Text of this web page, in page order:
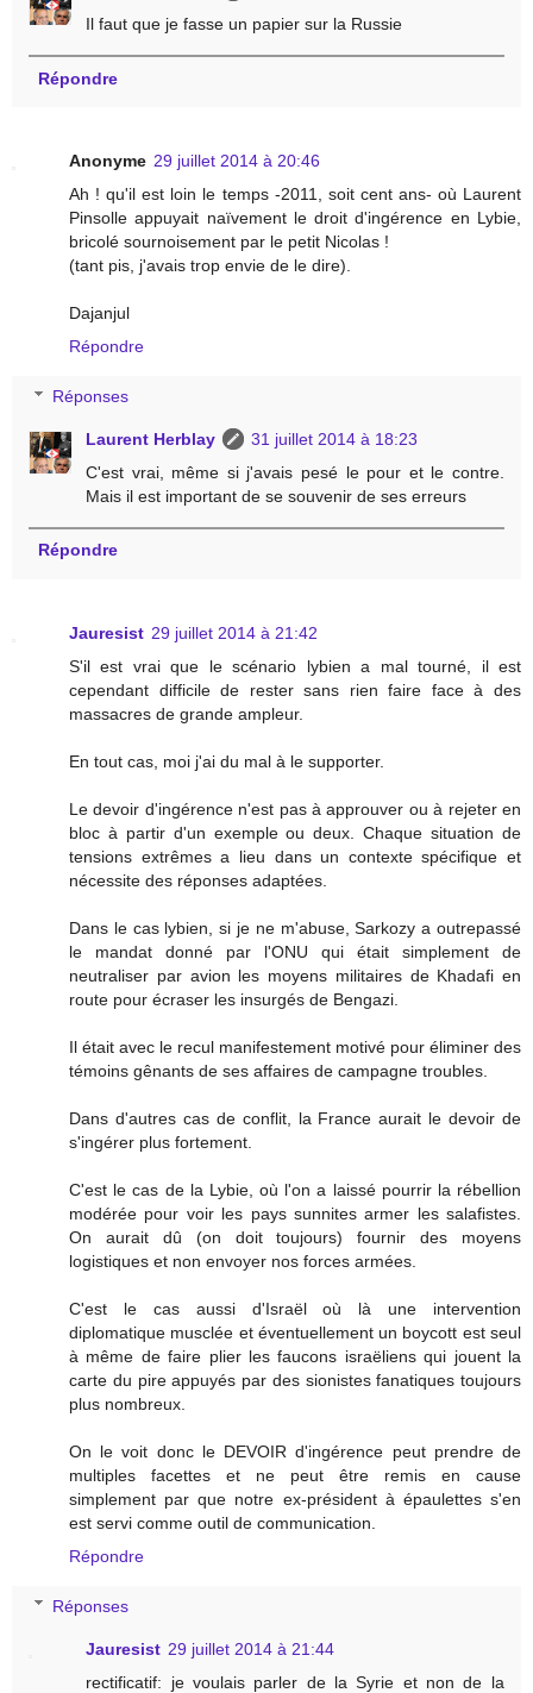
Il faut que je fasse un papier sur la Russie
Répondre
Anonyme 29 juillet 2014 à 20:46
Ah ! qu'il est loin le temps -2011, soit cent ans- où Laurent
Pinsolle appuyait naïvement le droit d'ingérence en Lybie,
bricolé sournoisement par le petit Nicolas !
(tant pis, j'avais trop envie de le dire).
Dajanjul
Répondre
Réponses
Laurent Herblay
31 juillet 2014 à 18:23
C'est vrai, même si j'avais pesé le pour et le contre.
Mais il est important de se souvenir de ses erreurs
Répondre
Jauresist 29 juillet 2014 à 21:42
S'il est vrai que le scénario lybien a mal tourné, il est
cependant difficile de rester sans rien faire face à des
massacres de grande ampleur.
En tout cas, moi j'ai du mal à le supporter.
Le devoir d'ingérence n'est pas à approuver ou à rejeter en
bloc à partir d'un exemple ou deux. Chaque situation de
tensions extrêmes a lieu dans un contexte spécifique et
nécessite des réponses adaptées.
Dans le cas lybien, si je ne m'abuse, Sarkozy a outrepassé
le mandat donné par l'ONU qui était simplement de
neutraliser par avion les moyens militaires de Khadafi en
route pour écraser les insurgés de Bengazi.
Il était avec le recul manifestement motivé pour éliminer des
témoins gênants de ses affaires de campagne troubles.
Dans d'autres cas de conflit, la France aurait le devoir de
s'ingérer plus fortement.
C'est le cas de la Lybie, où l'on a laissé pourrir la rébellion
modérée pour voir les pays sunnites armer les salafistes.
On aurait dû (on doit toujours) fournir des moyens
logistiques et non envoyer nos forces armées.
C'est le cas aussi d'Israël où là une intervention
diplomatique musclée et éventuellement un boycott est seul
à même de faire plier les faucons israëliens qui jouent la
carte du pire appuyés par des sionistes fanatiques toujours
plus nombreux.
On le voit donc le DEVOIR d'ingérence peut prendre de
multiples facettes et ne peut être remis en cause
simplement par que notre ex-président à épaulettes s'en
est servi comme outil de communication.
Répondre
Réponses
Jauresist 29 juillet 2014 à 21:44
rectificatif: je voulais parler de la Syrie et non de la